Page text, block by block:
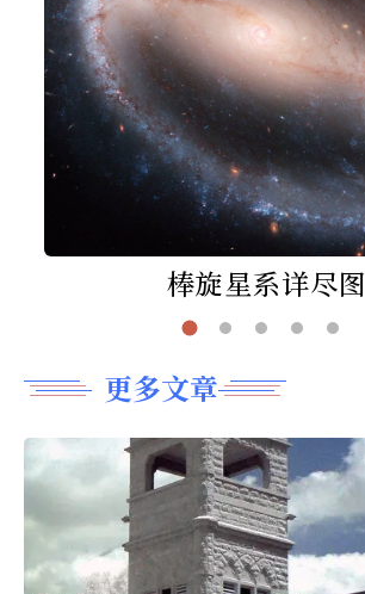
棒旋星系详尽图
更多文章